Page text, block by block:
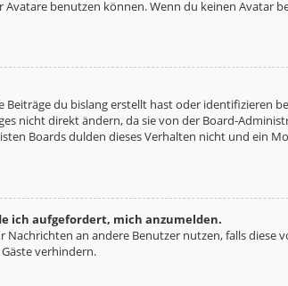
benutzen können. Wenn du keinen Avatar
Beiträge du bislang erstellt hast oder identifizieren
nicht direkt ändern, da sie von der Board-
Boards dulden dieses Verhalten nicht und ein
ich aufgefordert, mich anzumelden.
an andere Benutzer nutzen, falls diese
verhindern.